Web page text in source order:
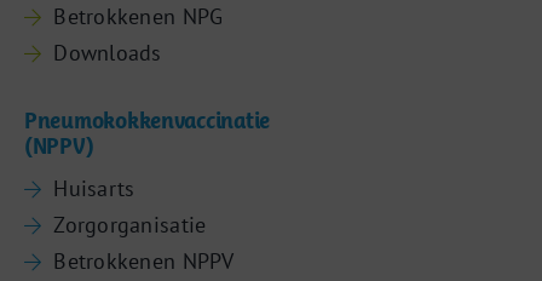
Betrokkenen NPG
Downloads
Pneumokokkenvaccinatie
(NPPV)
Huisarts
Zorgorganisatie
Betrokkenen NPPV